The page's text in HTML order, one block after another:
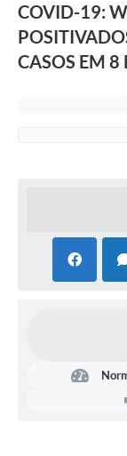
COVID-19:
CASOS EM 8